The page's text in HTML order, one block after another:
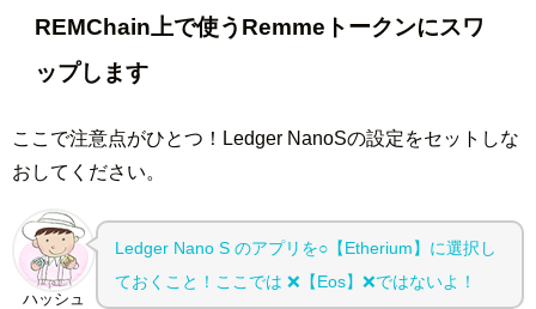
REMChain上で使うRemmeトークンにスワ
ップします
ここで注意点がひとつ！Ledger NanoSの設定をセットしな
おしてください。
ハッシュ
Ledger Nano S のアプリを○【Etherium】に選択し
ておくこと！ここでは ❌️【Eos】❌️ではないよ！